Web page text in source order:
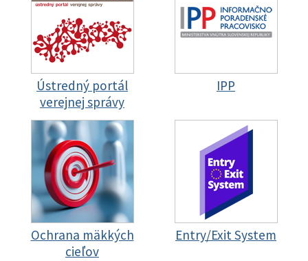
Ústredný portál
verejnej správy
IPP
Ochrana mäkkých
cieľov
Entry/Exit System